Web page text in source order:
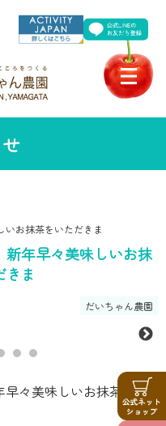
いお抹茶をいただきま
年早々美味しいお抹
きま
だいちゃん農園
々美味しいお抹茶をい